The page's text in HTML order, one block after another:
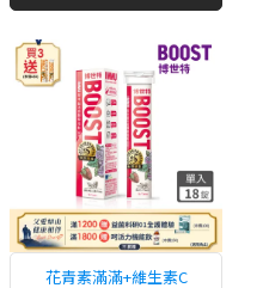
花青素滿滿+維生素C